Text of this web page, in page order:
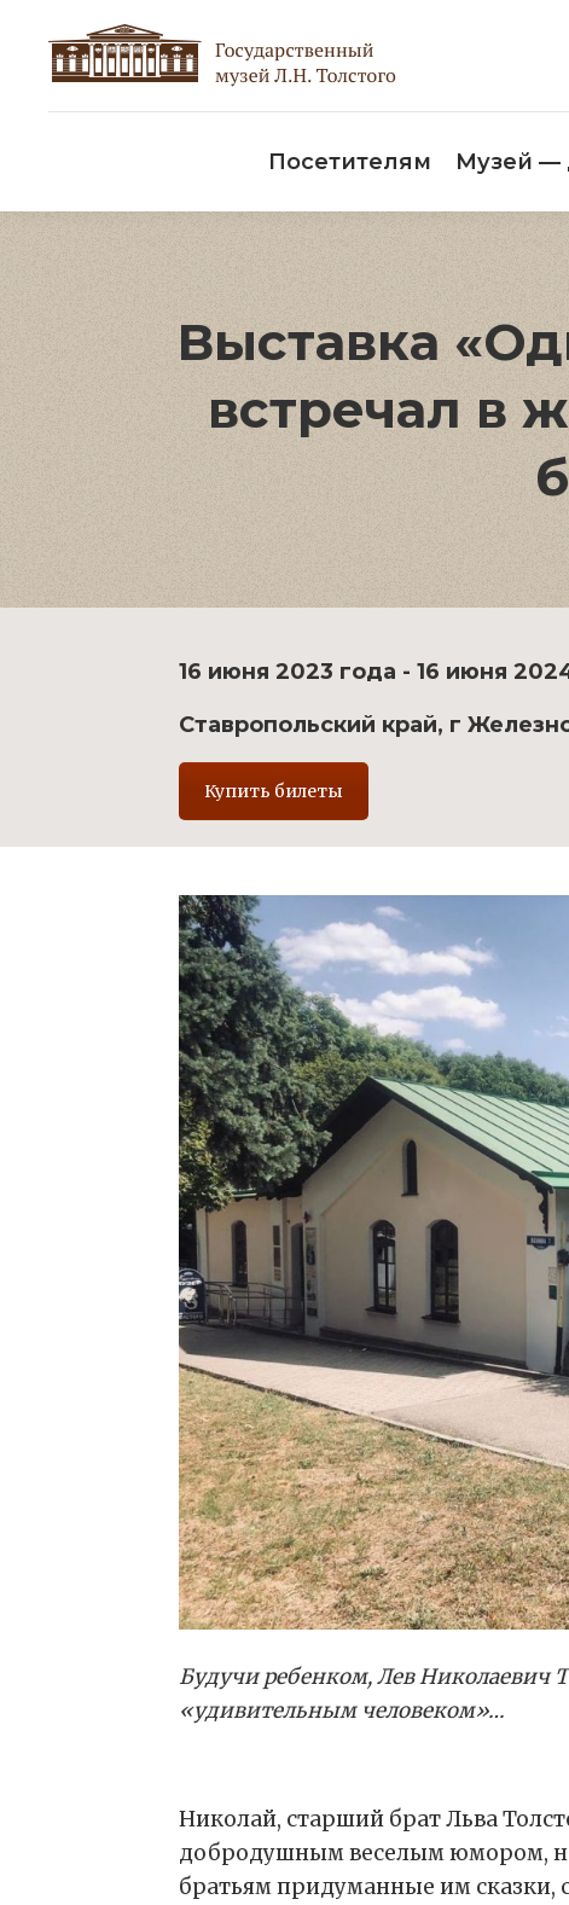
Посетителям Музей —
Выставка
встречал в
16 июня 2023 года - 16 июня
Ставропольский край, г
Купить билеты
Будучи ребенком, Лев Николаевич
«удивительным человеком»…
Николай, старший брат Льва
добродушным веселым юмором,
братьям придуманные им сказки,